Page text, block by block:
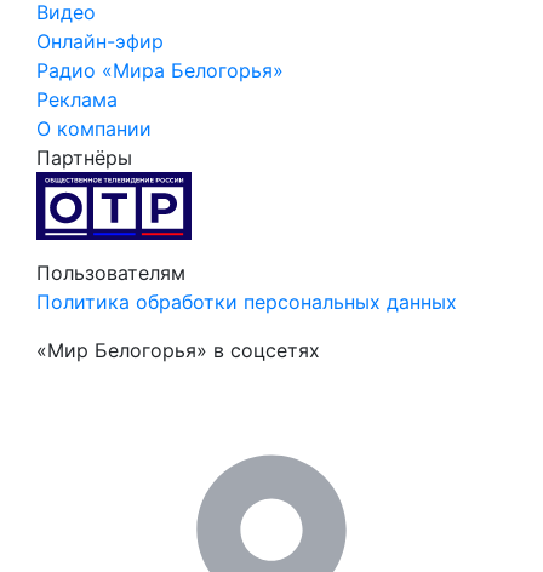
Видео
Онлайн-эфир
Радио «Мира Белогорья»
Реклама
О компании
Партнёры
Пользователям
Политика обработки персональных данных
«Мир Белогорья» в соцсетях